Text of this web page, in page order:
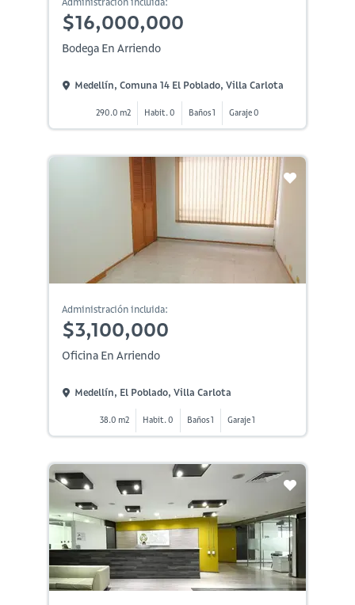
$16,000,000
Bodega En Arriendo
Medellín, Comuna 14 El Poblado, Villa Carlota
290.0 m2 Habit. 0 Baños 1 Garaje 0
Administración incluida:
$3,100,000
Oficina En Arriendo
Medellín, El Poblado, Villa Carlota
38.0 m2 Habit. 0 Baños 1 Garaje 1